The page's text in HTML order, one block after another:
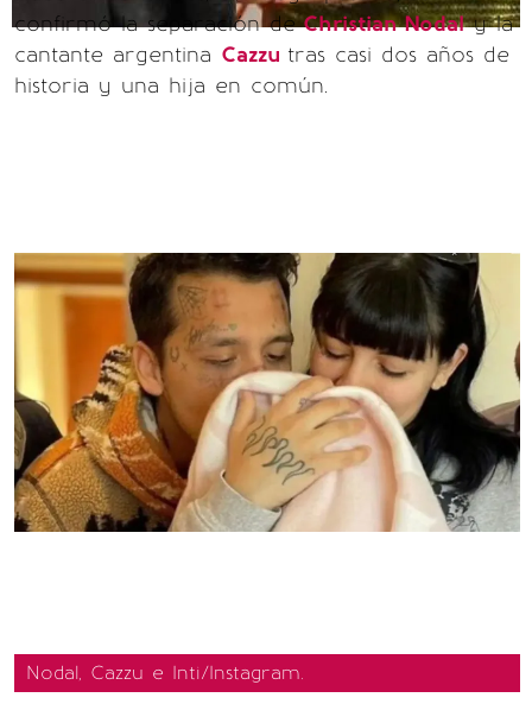
confirmó la separación deChristian Nodaly la
cantante argentina Cazzu tras casi dos años de
historia y una hija en común.
Nodal, Cazzu e Inti/Instagram.